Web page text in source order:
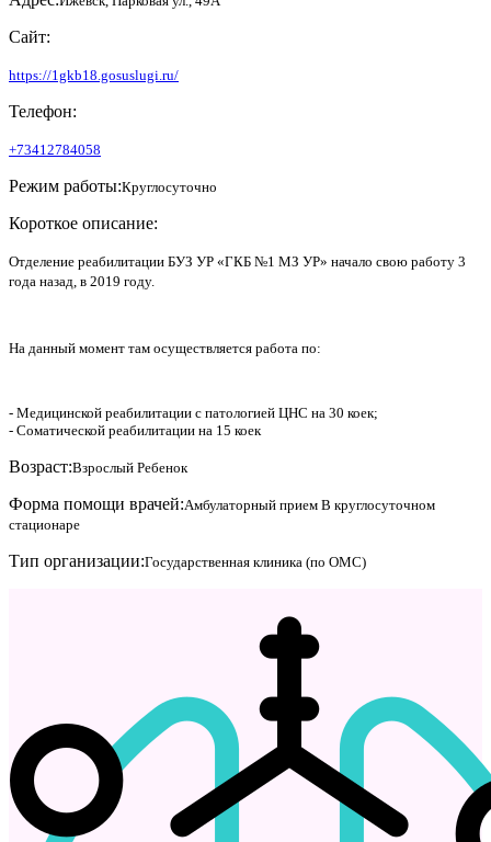
Сайт:
https://1gkb18.gosuslugi.ru/
Телефон:
+73412784058
Режим работы:Круглосуточно
Короткое описание:
Отделение реабилитации БУЗ УР «ГКБ №1 МЗ УР» начало свою работу 3
года назад, в 2019 году.
На данный момент там осуществляется работа по:
- Медицинской реабилитации с патологией ЦНС на 30 коек;
- Соматической реабилитации на 15 коек
Возраст:Взрослый Ребенок
Форма помощи врачей:Амбулаторный прием В круглосуточном
стационаре
Тип организации:Государственная клиника (по ОМС)